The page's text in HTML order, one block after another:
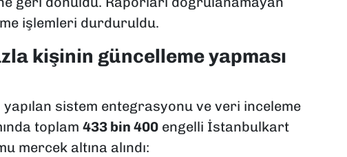
işlemleri durduruldu.
kişinin güncelleme yapması
sistem entegrasyonu ve veri inceleme
toplam 433 bin 400engelli İstanbulkart
mercek altına alındı: